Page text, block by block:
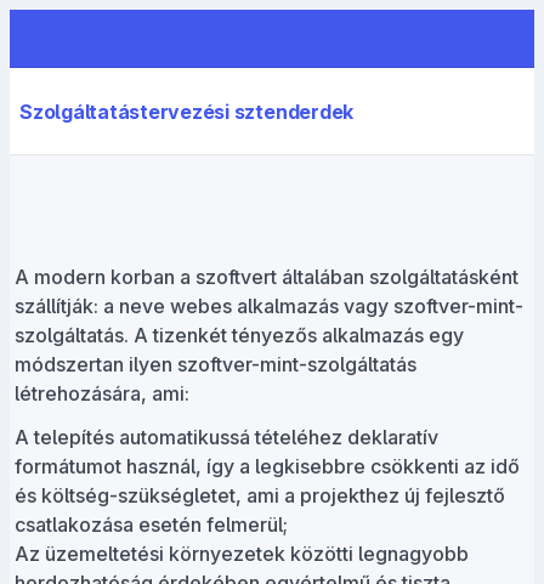
Szolgáltatástervezési sztenderdek
A modern korban a szoftvert általában szolgáltatásként
szállítják: a neve webes alkalmazás vagy szoftver-mint-
szolgáltatás. A tizenkét tényezős alkalmazás egy
módszertan ilyen szoftver-mint-szolgáltatás
létrehozására, ami:
A telepítés automatikussá tételéhez deklaratív
formátumot használ, így a legkisebbre csökkenti az idő
és költség-szükségletet, ami a projekthez új fejlesztő
csatlakozása esetén felmerül;
Az üzemeltetési környezetek közötti legnagyobb